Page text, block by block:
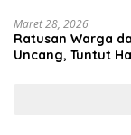
Maret 28, 2026
Ratusan Warga
Uncang, Tuntut